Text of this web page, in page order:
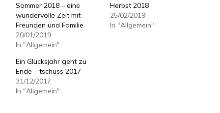
Sommer 2018 – eine
wundervolle Zeit mit
Freunden und Familie
20/01/2019
In "Allgemein"
Herbst 2018
25/02/2019
In "Allgemein"
Ein Glücksjahr geht zu
Ende – tschüss 2017
31/12/2017
In "Allgemein"